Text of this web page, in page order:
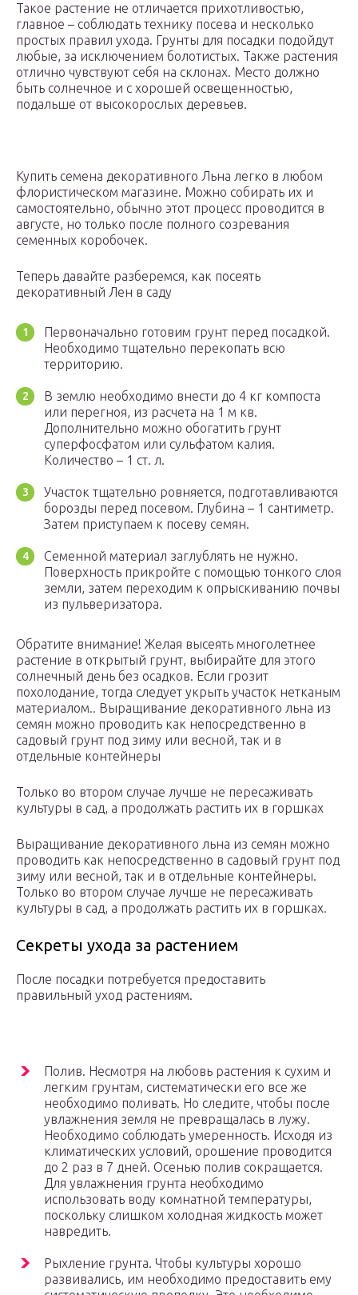
Такое растение не отличается прихотливостью,
главное – соблюдать технику посева и несколько
простых правил ухода. Грунты для посадки подойдут
любые, за исключением болотистых. Также растения
отлично чувствуют себя на склонах. Место должно
быть солнечное и с хорошей освещенностью,
подальше от высокорослых деревьев.
Купить семена декоративного Льна легко в любом
флористическом магазине. Можно собирать их и
самостоятельно, обычно этот процесс проводится в
августе, но только после полного созревания
семенных коробочек.
Теперь давайте разберемся, как посеять
декоративный Лен в саду
Первоначально готовим грунт перед посадкой.
Необходимо тщательно перекопать всю
территорию.
В землю необходимо внести до 4 кг компоста
или перегноя, из расчета на 1 м кв.
Дополнительно можно обогатить грунт
суперфосфатом или сульфатом калия.
Количество – 1 ст. л.
Участок тщательно ровняется, подготавливаются
борозды перед посевом. Глубина – 1 сантиметр.
Затем приступаем к посеву семян.
Семенной материал заглублять не нужно.
Поверхность прикройте с помощью тонкого слоя
земли, затем переходим к опрыскиванию почвы
из пульверизатора.
Обратите внимание! Желая высеять многолетнее
растение в открытый грунт, выбирайте для этого
солнечный день без осадков. Если грозит
похолодание, тогда следует укрыть участок нетканым
материалом.. Выращивание декоративного льна из
семян можно проводить как непосредственно в
садовый грунт под зиму или весной, так и в
отдельные контейнеры
Только во втором случае лучше не пересаживать
культуры в сад, а продолжать растить их в горшках
Выращивание декоративного льна из семян можно
проводить как непосредственно в садовый грунт под
зиму или весной, так и в отдельные контейнеры.
Только во втором случае лучше не пересаживать
культуры в сад, а продолжать растить их в горшках.
Секреты ухода за растением
После посадки потребуется предоставить
правильный уход растениям.
Полив. Несмотря на любовь растения к сухим и
легким грунтам, систематически его все же
необходимо поливать. Но следите, чтобы после
увлажнения земля не превращалась в лужу.
Необходимо соблюдать умеренность. Исходя из
климатических условий, орошение проводится
до 2 раз в 7 дней. Осенью полив сокращается.
Для увлажнения грунта необходимо
использовать воду комнатной температуры,
поскольку слишком холодная жидкость может
навредить.
Рыхление грунта. Чтобы культуры хорошо
развивались, им необходимо предоставить ему